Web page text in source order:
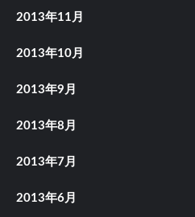
2013年11月
2013年10月
2013年9月
2013年8月
2013年7月
2013年6月